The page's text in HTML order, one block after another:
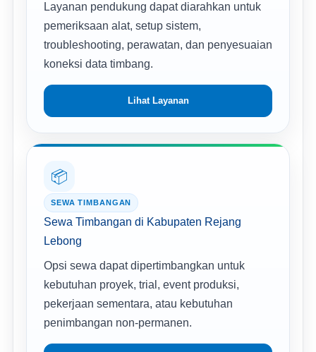
Layanan pendukung dapat diarahkan untuk
pemeriksaan alat, setup sistem,
troubleshooting, perawatan, dan penyesuaian
koneksi data timbang.
Lihat Layanan
📦
SEWA TIMBANGAN
Sewa Timbangan di Kabupaten Rejang
Lebong
Opsi sewa dapat dipertimbangkan untuk
kebutuhan proyek, trial, event produksi,
pekerjaan sementara, atau kebutuhan
penimbangan non-permanen.